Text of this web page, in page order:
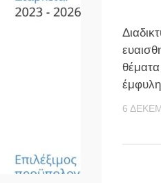
θέματα
6